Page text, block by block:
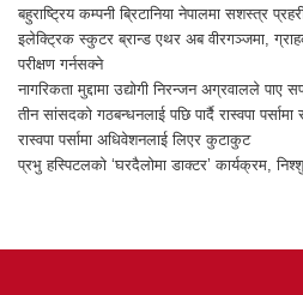
बहुराष्ट्रिय कम्पनी ब्रिटानिया नेपालमा सशस्त्र
इलेक्ट्रिक स्कुटर ब्रान्ड एथर अब वीरगञ्जमा,
परीक्षण गर्नसक्ने
नागरिकता मुद्दामा उद्योगी निरन्जन अग्रवालले पाए
तीन सांसदको गठबन्धनलाई पछि पार्दै रास्वपा
रास्वपा पर्सामा अधिवेशनलाई लिएर कुटाकुट
प्रभु हस्पिटलको ‘घरदैलोमा डाक्टर’ कार्यक्रम,